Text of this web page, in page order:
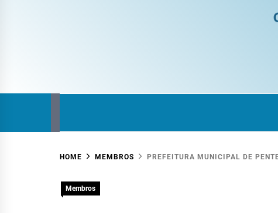
HOME MEMBROS PREFEITURA MUNICIPAL DE
Membros